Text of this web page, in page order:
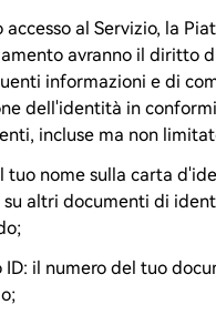
accesso al Servizio, la
avranno il diritto
informazioni e di
dell'identità in
incluse ma non
tuo nome sulla carta
su altri documenti di
ID: il numero del tuo